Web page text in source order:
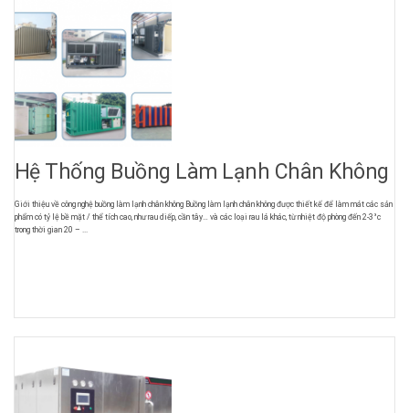
Hệ Thống Buồng Làm Lạnh Chân Không
Giới thiệu về công nghệ buồng làm lạnh chân không Buồng làm lạnh chân không được thiết kế để làm mát các sản
phẩm có tỷ lệ bề mặt / thể tích cao, như rau diếp, cần tây… và các loại rau lá khác, từ nhiệt độ phòng đến 2-3°c
trong thời gian 20 – ...